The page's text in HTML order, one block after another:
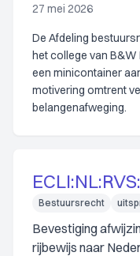
27 mei 2026
De Afdeling
het college van
een minicontainer
motivering omtrent
belangenafweging.
Bestuursrecht
Bevestiging
rijbewijs naar